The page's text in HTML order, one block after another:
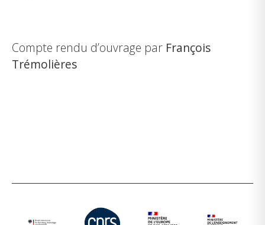
Compte rendu d’ouvrage par François
Trémolières